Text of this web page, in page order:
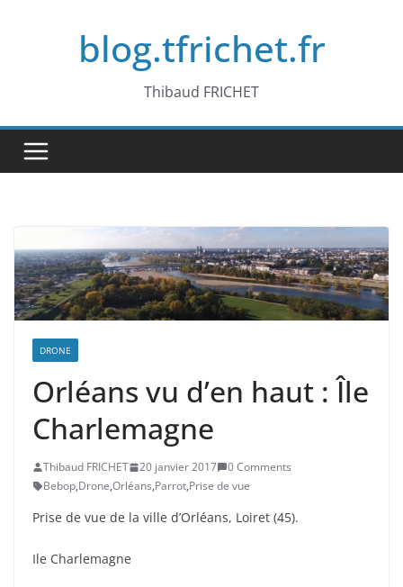
blog.tfrichet.fr
Thibaud FRICHET
DRONE
Orléans vu d’en haut : Île
Charlemagne
Thibaud FRICHET 20 janvier 2017
0 Comments
Bebop,Drone,Orléans,Parrot,Prise de vue
Prise de vue de la ville d’Orléans, Loiret (45).
Ile Charlemagne